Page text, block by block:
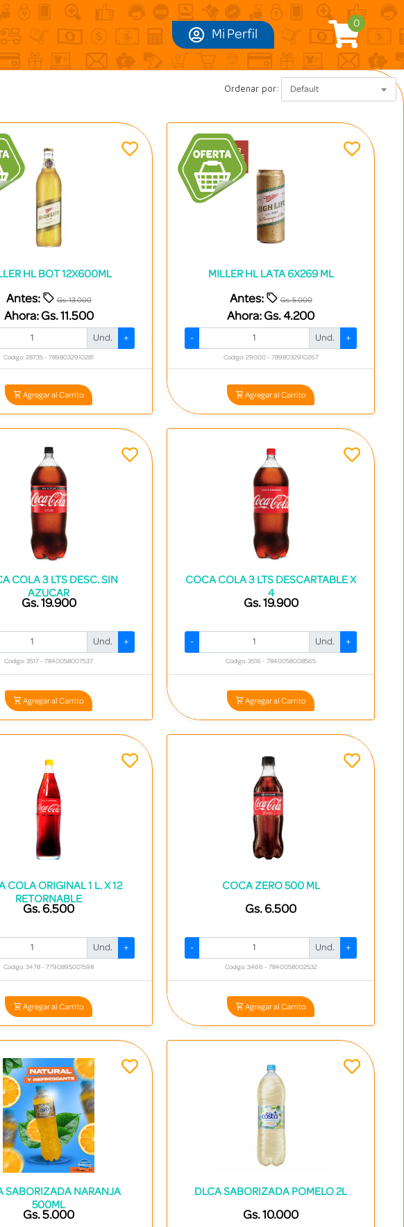
0
Mi Perfil
Ordenar por: Default
HL BOT 12X600ML
Antes: Gs. 13.000
Ahora: Gs. 11.500
Und. +
Codigo: 28735 - 7898032910281
Agregar al Carrito
MILLER HL LATA 6X269 ML
Antes: Gs. 5.000
Ahora: Gs. 4.200
- Und. +
Codigo: 29000 - 7898032910267
Agregar al Carrito
COLA 3 LTS DESC. SIN
AZUCAR
Gs. 19.900
Und. +
Codigo: 3517 - 7840058007537
Agregar al Carrito
COCA COLA 3 LTS DESCARTABLE X
4
Gs. 19.900
- Und. +
Codigo: 3516 - 7840058008565
Agregar al Carrito
COLA ORIGINAL 1 L. X 12
RETORNABLE
Gs. 6.500
Und. +
Codigo: 3478 - 7790895001598
Agregar al Carrito
COCA ZERO 500 ML
Gs. 6.500
- Und. +
Codigo: 3466 - 7840058002532
Agregar al Carrito
SABORIZADA NARANJA
500ML
Gs. 5.000
DLCA SABORIZADA POMELO 2L
Gs. 10.000